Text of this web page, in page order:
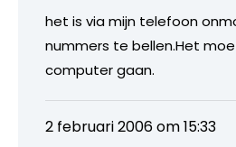
het is via mijn telefoon
nummers te bellen.Het
computer gaan.
2 februari 2006 om 15:33